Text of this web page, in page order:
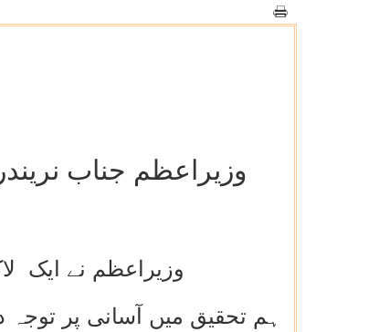
وزیراعظم جناب
وزیراعظم نے ایک
ہم تحقیق میں آسانی پر توجہ